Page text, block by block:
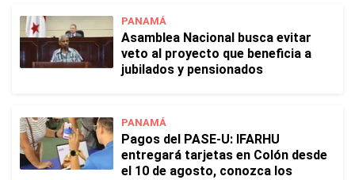
PANAMÁ
Asamblea Nacional busca evitar
veto al proyecto que beneficia a
jubilados y pensionados
PANAMÁ
Pagos del PASE-U: IFARHU
entregará tarjetas en Colón desde
el 10 de agosto, conozca los